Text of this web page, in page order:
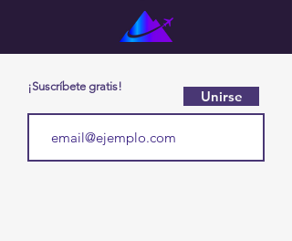
¡Suscríbete gratis!
Unirse